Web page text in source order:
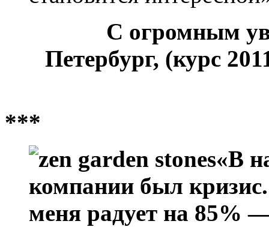
С огромным
Петербург, (курс
***
«В
компании был
меня радует на 85%